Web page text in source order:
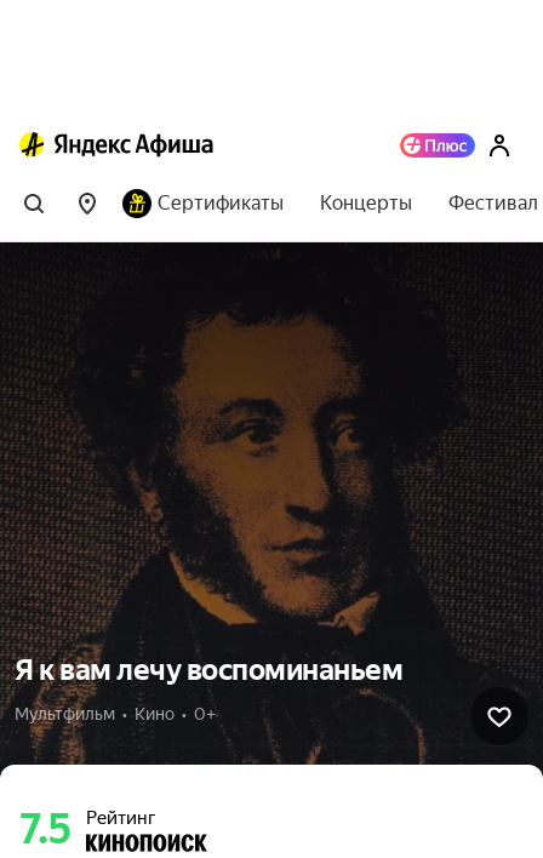
Сертификаты Концерты
Я к вам лечу воспоминаньем
Мультфильм  •  Кино  •  0+
7.5 Рейтинг